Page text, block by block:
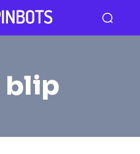
blip